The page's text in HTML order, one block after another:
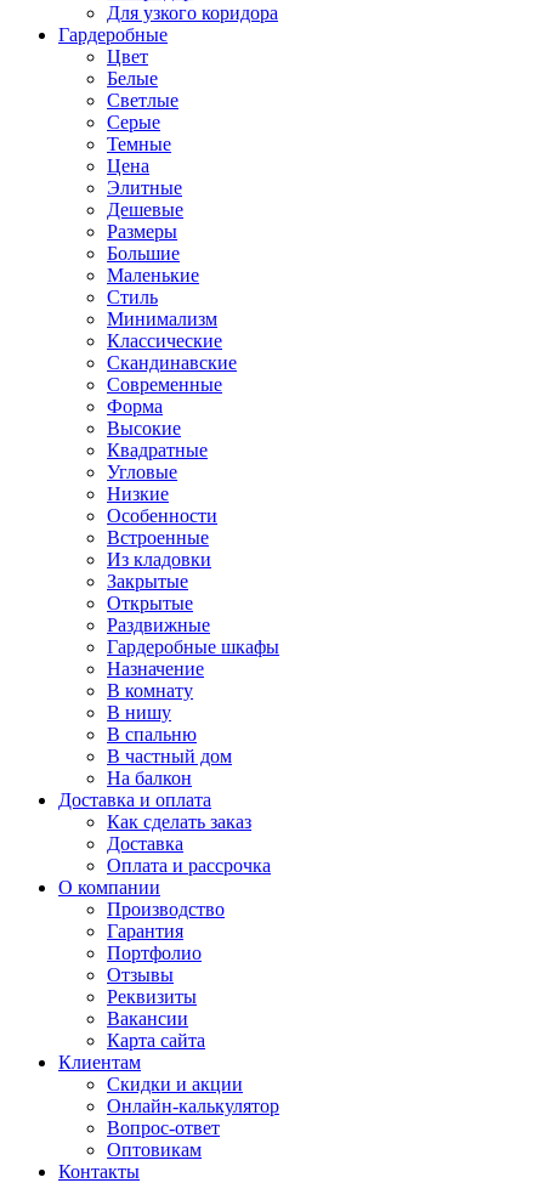
Для узкого коридора
Гардеробные
Цвет
Белые
Светлые
Серые
Темные
Цена
Элитные
Дешевые
Размеры
Большие
Маленькие
Стиль
Минимализм
Классические
Скандинавские
Современные
Форма
Высокие
Квадратные
Угловые
Низкие
Особенности
Встроенные
Из кладовки
Закрытые
Открытые
Раздвижные
Гардеробные шкафы
Назначение
В комнату
В нишу
В спальню
В частный дом
На балкон
Доставка и оплата
Как сделать заказ
Доставка
Оплата и рассрочка
О компании
Производство
Гарантия
Портфолио
Отзывы
Реквизиты
Вакансии
Карта сайта
Клиентам
Скидки и акции
Онлайн-калькулятор
Вопрос-ответ
Оптовикам
Контакты